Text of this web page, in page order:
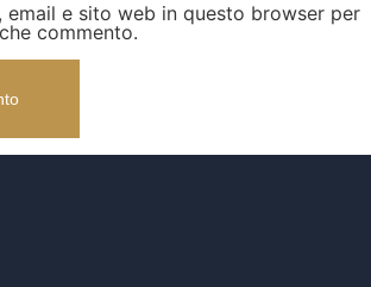
email e sito web in questo browser per
commento.